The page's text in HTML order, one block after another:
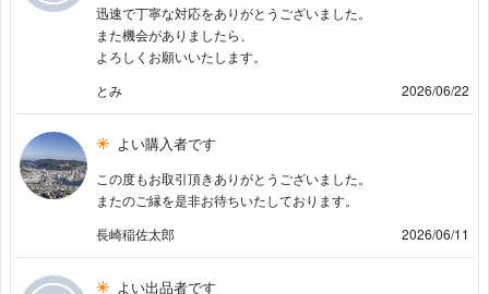
迅速で丁寧な対応をありがとうございました。
また機会がありましたら、
よろしくお願いいたします。
とみ
2026/06/22
よい購入者です
この度もお取引頂きありがとうございました。
またのご縁を是非お待ちいたしております。
長崎稲佐太郎
2026/06/11
よい出品者です